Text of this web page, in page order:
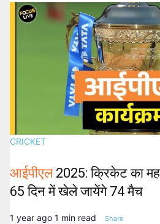
CRICKET
आईपीएल2025: क्रिकेट का
65 दिन में खेले जायेंगे 74 मैच
1 year ago 1 min read Share